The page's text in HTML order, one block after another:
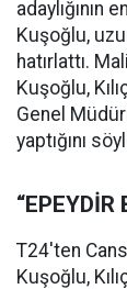
adaylığının
Kuşoğlu,
hatırlattı.
Kuşoğlu,
Genel
yaptığını
T24'ten
Kuşoğlu,